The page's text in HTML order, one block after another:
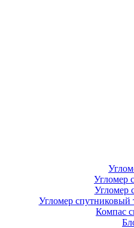
Угломер
Угломер
Угломер спутниковый
Компас